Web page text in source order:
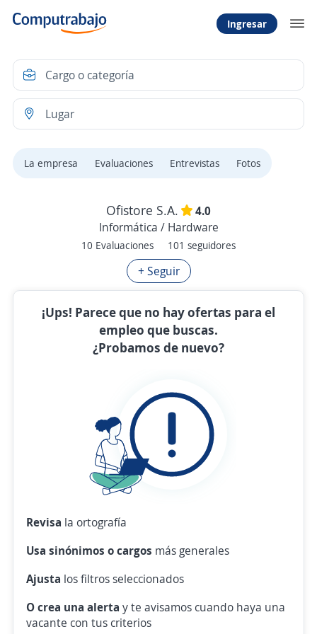
Ingresar
La empresa Evaluaciones Entrevistas Fotos
Ofistore S.A.
4.0
Informática / Hardware
10 Evaluaciones 101 seguidores
+ Seguir
¡Ups! Parece que no hay ofertas para el
empleo que buscas.
¿Probamos de nuevo?
Revisa la ortografía
Usa sinónimos o cargos más generales
Ajusta los filtros seleccionados
O crea una alerta y te avisamos cuando haya una
vacante con tus criterios